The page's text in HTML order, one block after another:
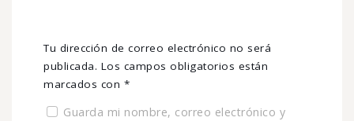
Tu dirección de correo electrónico no será
publicada. Los campos obligatorios están
marcados con *
Guarda mi nombre, correo electrónico y